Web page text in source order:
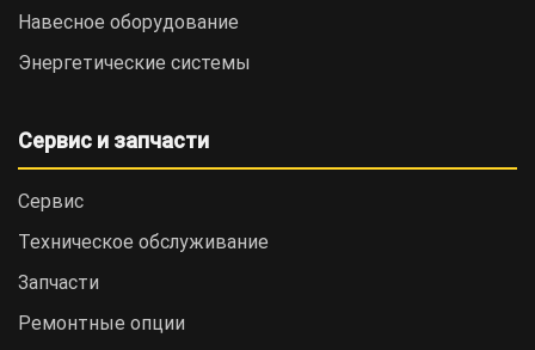
Навесное оборудование
Энергетические системы
Сервис и запчасти
Сервис
Техническое обслуживание
Запчасти
Ремонтные опции